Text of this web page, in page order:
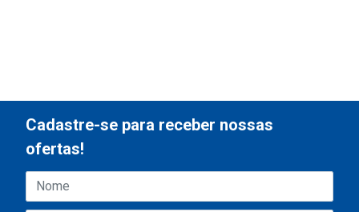
Cadastre-se para receber nossas
ofertas!